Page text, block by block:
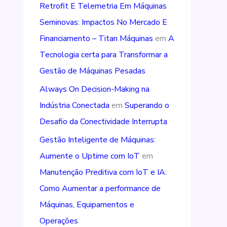
Retrofit E Telemetria Em Máquinas
Seminovas: Impactos No Mercado E
Financiamento – Titan Máquinas em A
Tecnologia certa para Transformar a
Gestão de Máquinas Pesadas
Always On Decision-Making na
Indústria Conectada em Superando o
Desafio da Conectividade Interrupta
Gestão Inteligente de Máquinas:
Aumente o Uptime com IoT em
Manutenção Preditiva com IoT e IA:
Como Aumentar a performance de
Máquinas, Equipamentos e
Operações